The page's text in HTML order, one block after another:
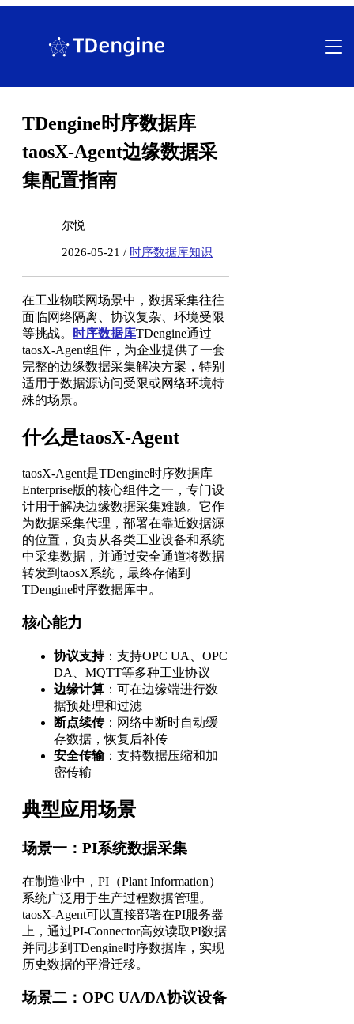
TDengine时序数据库
taosX-Agent边缘数据采
集配置指南
尔悦
2026-05-21 / 时序数据库知识
在工业物联网场景中，数据采集往往
面临网络隔离、协议复杂、环境受限
等挑战。
时序数据库TDengine通过
taosX-Agent组件，为企业提供了一套
完整的边缘数据采集解决方案，特别
适用于数据源访问受限或网络环境特
殊的场景。
什么是taosX-Agent
taosX-Agent是TDengine时序数据库
Enterprise版的核心组件之一，专门设
计用于解决边缘数据采集难题。它作
为数据采集代理，部署在靠近数据源
的位置，负责从各类工业设备和系统
中采集数据，并通过安全通道将数据
转发到taosX系统，最终存储到
TDengine时序数据库中。
核心能力
协议支持：支持OPC UA、OPC
DA、MQTT等多种工业协议
边缘计算 ：可在边缘端进行数
据预处理和过滤
断点续传：网络中断时自动缓
存数据，恢复后补传
安全传输：支持数据压缩和加
密传输
典型应用场景
场景一：PI系统数据采集
在制造业中，PI（Plant Information）
系统广泛用于生产过程数据管理。
taosX-Agent可以直接部署在PI服务器
上，通过PI-Connector高效读取PI数据
并同步到TDengine时序数据库，实现
历史数据的平滑迁移。
场景二：OPC UA/DA协议设备